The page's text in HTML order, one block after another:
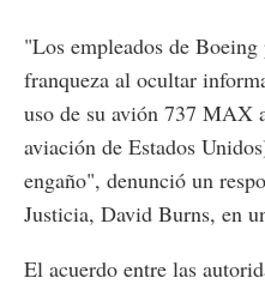
"Los empleados de
franqueza al ocultar
uso de su avión 737 MAX
aviación de Estados
engaño", denunció un
Justicia, David Burns, en
El acuerdo entre las